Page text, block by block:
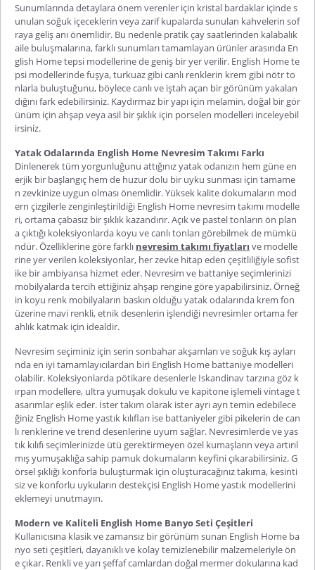
Sunumlarında detaylara önem verenler için kristal bardaklar içinde s
unulan soğuk içeceklerin veya zarif kupalarda sunulan kahvelerin sof
raya geliş anı önemlidir. Bu nedenle pratik çay saatlerinden kalabalık
aile buluşmalarına, farklı sunumları tamamlayan ürünler arasında En
glish Home tepsi modellerine de geniş bir yer verilir. English Home te
psi modellerinde fuşya, turkuaz gibi canlı renklerin krem gibi nötr to
nlarla buluştuğunu, böylece canlı ve iştah açan bir görünüm yakalan
dığını fark edebilirsiniz. Kaydırmaz bir yapı için melamin, doğal bir gör
ünüm için ahşap veya asil bir şıklık için porselen modelleri inceleyebil
irsiniz.
Yatak Odalarında English Home Nevresim Takımı Farkı
Dinlenerek tüm yorgunluğunu attığınız yatak odanızın hem güne en
erjik bir başlangıç hem de huzur dolu bir uyku sunması için tamame
n zevkinize uygun olması önemlidir. Yüksek kalite dokumaların mod
ern çizgilerle zenginleştirildiği English Home nevresim takımı modelle
ri, ortama çabasız bir şıklık kazandırır. Açık ve pastel tonların ön plan
a çıktığı koleksiyonlarda koyu ve canlı tonları görebilmek de mümkü
ndür. Özelliklerine göre farklı nevresim takımı fiyatları ve modelle
rine yer verilen koleksiyonlar, her zevke hitap eden çeşitliliğiyle sofist
ike bir ambiyansa hizmet eder. Nevresim ve battaniye seçimlerinizi
mobilyalarda tercih ettiğiniz ahşap rengine göre yapabilirsiniz. Örneğ
in koyu renk mobilyaların baskın olduğu yatak odalarında krem fon
üzerine mavi renkli, etnik desenlerin işlendiği nevresimler ortama fer
ahlık katmak için idealdir.
Nevresim seçiminiz için serin sonbahar akşamları ve soğuk kış ayları
nda en iyi tamamlayıcılardan biri English Home battaniye modelleri
olabilir. Koleksiyonlarda pötikare desenlerle İskandinav tarzına göz k
ırpan modellere, ultra yumuşak dokulu ve kapitone işlemeli vintage t
asarımlar eşlik eder. İster takım olarak ister ayrı ayrı temin edebilece
ğiniz English Home yastık kılıfları ise battaniyeler gibi pikelerin de can
lı renklerine ve trend desenlerine uyum sağlar. Nevresimlerde ve yas
tık kılıfı seçimlerinizde ütü gerektirmeyen özel kumaşların veya artırıl
mış yumuşaklığa sahip pamuk dokumaların keyfini çıkarabilirsiniz. G
örsel şıklığı konforla buluşturmak için oluşturacağınız takıma, kesinti
siz ve konforlu uykuların destekçisi English Home yastık modellerini
eklemeyi unutmayın.
Modern ve Kaliteli English Home Banyo Seti Çeşitleri
Kullanıcısına klasik ve zamansız bir görünüm sunan English Home ba
nyo seti çeşitleri, dayanıklı ve kolay temizlenebilir malzemeleriyle ön
e çıkar. Renkli ve yarı şeffaf camlardan doğal mermer dokularına kad